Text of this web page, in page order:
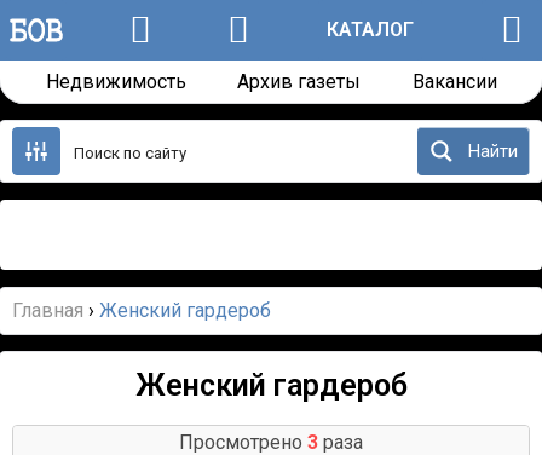
КАТАЛОГ
Недвижимость Архив газеты Вакансии
Перейти
содержанию
Найти
Главная › Женский гардероб
Женский гардероб
Просмотрено 3 раза